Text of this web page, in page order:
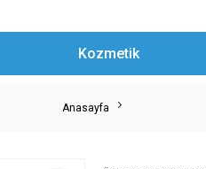
Kozmetik
Anasayfa